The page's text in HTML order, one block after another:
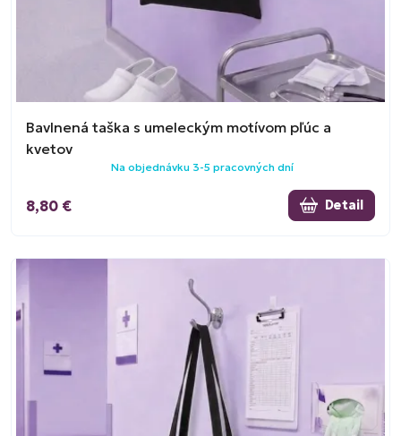
Bavlnená taška s umeleckým motívom pľúc a
kvetov
Na objednávku 3-5 pracovných dní
8,80 € Detail